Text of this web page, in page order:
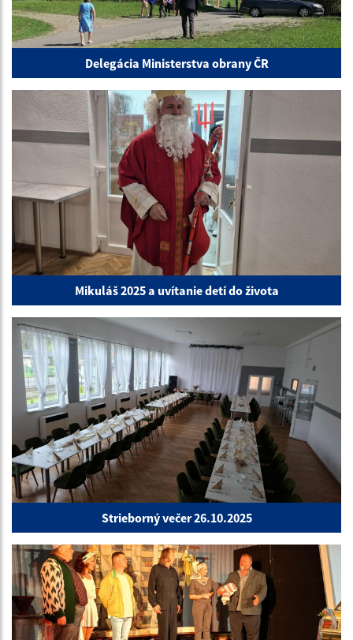
Delegácia Ministerstva obrany ČR
Mikuláš 2025 a uvítanie detí do života
Strieborný večer 26.10.2025